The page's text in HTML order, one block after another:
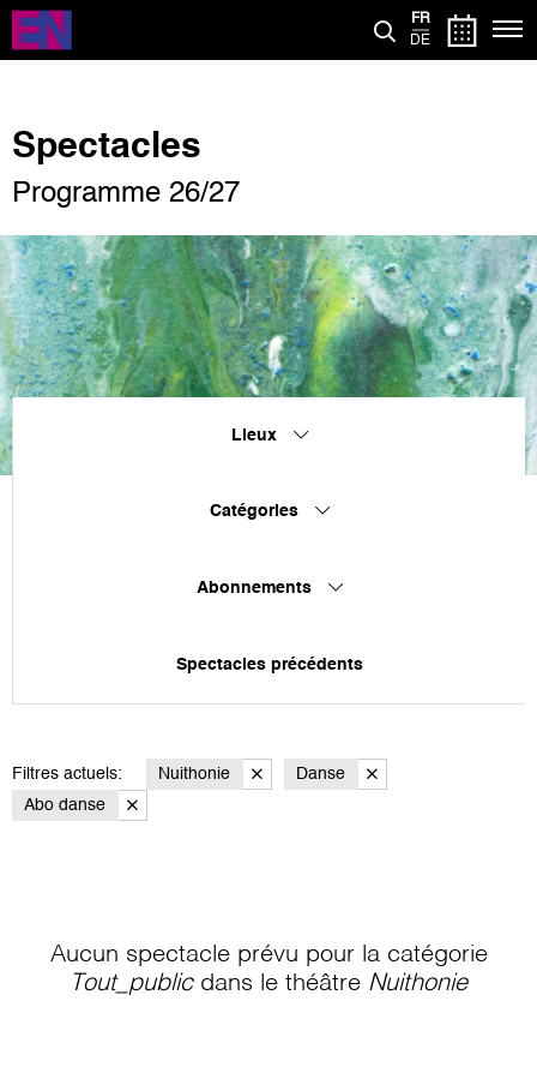
Aller
contenu
FR
DE
Spectacles
Programme 26/27
Lieux
Catégories
Abonnements
Spectacles précédents
Filtres actuels: Nuithonie
Danse
Abo danse
Aucun spectacle prévu pour la catégorie
Tout_publicdans le théâtre Nuithonie